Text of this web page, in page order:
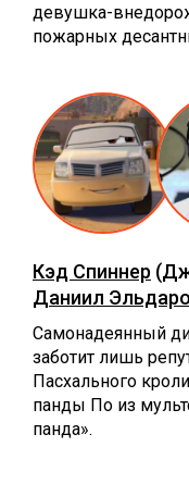
девушка-
пожарных
Кэд Спиннер
Даниил
Самонадеянный
заботит лишь
Пасхального
панды По из
панда».